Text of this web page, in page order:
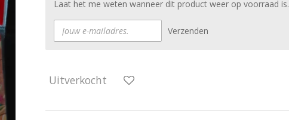
Laat het me weten wanneer dit product weer op voorraad is.
Verzenden
Uitverkocht